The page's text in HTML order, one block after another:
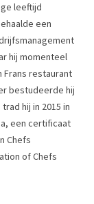
leeftijd
een
hij momenteel
Frans restaurant
bestudeerde hij
hij in 2015 in
een certificaat
Chefs
of Chefs